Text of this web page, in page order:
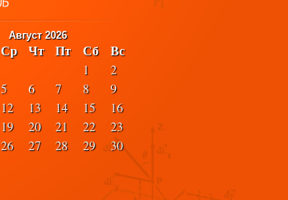
Август 2026
Ср Чт Пт Сб Вс
1
2
5 6 7 8
9
12 13 14 15
16
19 20 21 22
23
26 27 28 29
30